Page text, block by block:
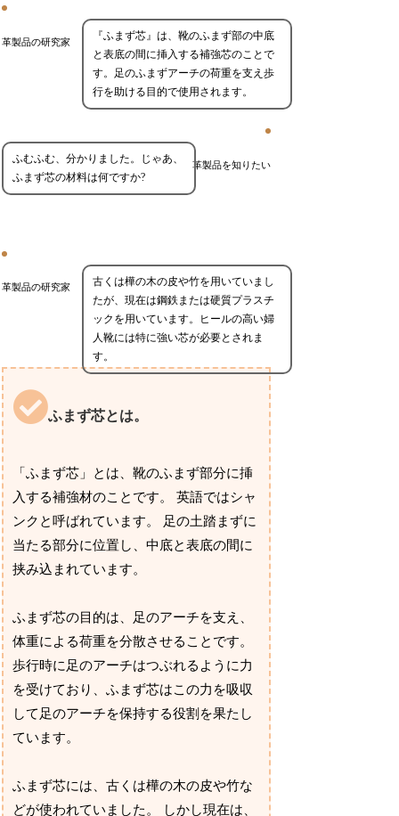
革製品の研究家
『ふまず芯』は、靴のふまず部の中底
と表底の間に挿入する補強芯のことで
す。足のふまずアーチの荷重を支え歩
行を助ける目的で使用されます。
革製品を知りたい
ふむふむ、分かりました。じゃあ、
ふまず芯の材料は何ですか?
革製品の研究家
古くは樺の木の皮や竹を用いていまし
たが、現在は鋼鉄または硬質プラスチ
ックを用いています。ヒールの高い婦
人靴には特に強い芯が必要とされま
す。
ふまず芯とは。
「ふまず芯」とは、靴のふまず部分に挿
入する補強材のことです。 英語ではシャ
ンクと呼ばれています。 足の土踏まずに
当たる部分に位置し、中底と表底の間に
挟み込まれています。
ふまず芯の目的は、足のアーチを支え、
体重による荷重を分散させることです。
歩行時に足のアーチはつぶれるように力
を受けており、ふまず芯はこの力を吸収
して足のアーチを保持する役割を果たし
ています。
ふまず芯には、古くは樺の木の皮や竹な
どが使われていました。 しかし現在は、